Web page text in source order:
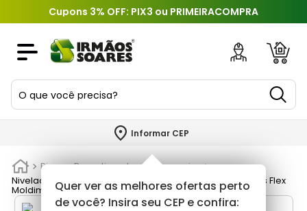
Cupons 3% OFF: PIX3 ou PRIMEIRACOMPRA
O que você precisa?
Informar CEP
Quer ver as melhores ofertas perto
de você? Insira seu CEP e confira:
Pisos e Revestimentos
Acessorios
Nivelador Para Piso e Revestimento 1.5mm com 50 pecas Flex
Moldimplas
TERMOS MAIS BUSCADOS
2º
3º
porta